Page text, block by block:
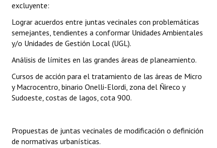
excluyente:
Lograr acuerdos entre juntas vecinales con problemáticas
semejantes, tendientes a conformar Unidades Ambientales
y/o Unidades de Gestión Local (UGL).
Análisis de límites en las grandes áreas de planeamiento.
Cursos de acción para el tratamiento de las áreas de Micro
y Macrocentro, binario Onelli-Elordi, zona del Ñireco y
Sudoeste, costas de lagos, cota 900.
Propuestas de juntas vecinales de modificación o definición
de normativas urbanísticas.